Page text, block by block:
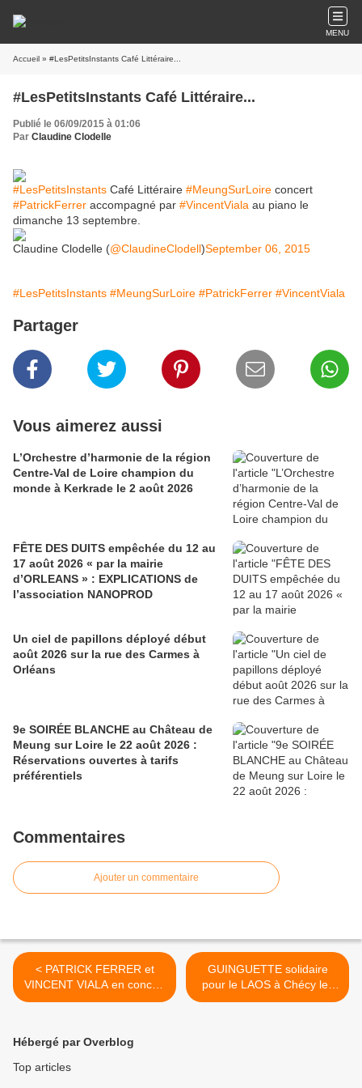
MENU
Accueil » #LesPetitsInstants Café Littéraire...
#LesPetitsInstants Café Littéraire...
Publié le 06/09/2015 à 01:06
Par Claudine Clodelle
#LesPetitsInstants Café Littéraire #MeungSurLoire concert
#PatrickFerrer accompagné par #VincentViala au piano le
dimanche 13 septembre.
Claudine Clodelle (@ClaudineClodell)September 06, 2015
#LesPetitsInstants #MeungSurLoire #PatrickFerrer #VincentViala
Partager
Vous aimerez aussi
L’Orchestre d’harmonie de la région
Centre-Val de Loire champion du
monde à Kerkrade le 2 août 2026
FÊTE DES DUITS empêchée du 12 au
17 août 2026 « par la mairie
d’ORLEANS » : EXPLICATIONS de
l’association NANOPROD
Un ciel de papillons déployé début
août 2026 sur la rue des Carmes à
Orléans
9e SOIRÉE BLANCHE au Château de
Meung sur Loire le 22 août 2026 :
Réservations ouvertes à tarifs
préférentiels
Commentaires
Ajouter un commentaire
< PATRICK FERRER et
VINCENT VIALA en concert
à Meung Sur Loire le 13
GUINGUETTE solidaire
pour le LAOS à Chécy les
12 et 13 septembre - 3 et 4
Hébergé par Overblog
Top articles